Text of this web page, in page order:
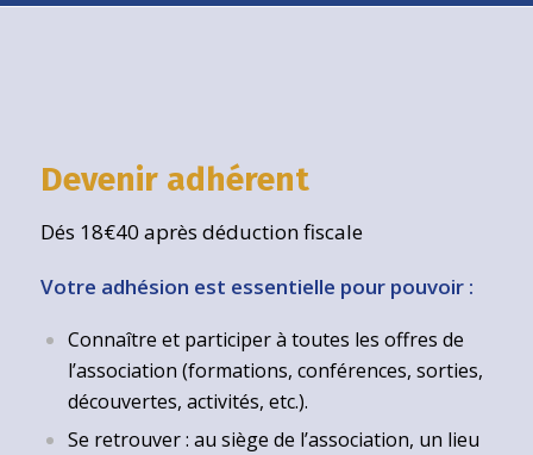
Devenir adhérent
Dés 18€40 après déduction fiscale
Votre adhésion est essentielle pour pouvoir :
Connaître et participer à toutes les offres de
l’association (formations, conférences, sorties,
découvertes, activités, etc.).
Se retrouver : au siège de l’association, un lieu